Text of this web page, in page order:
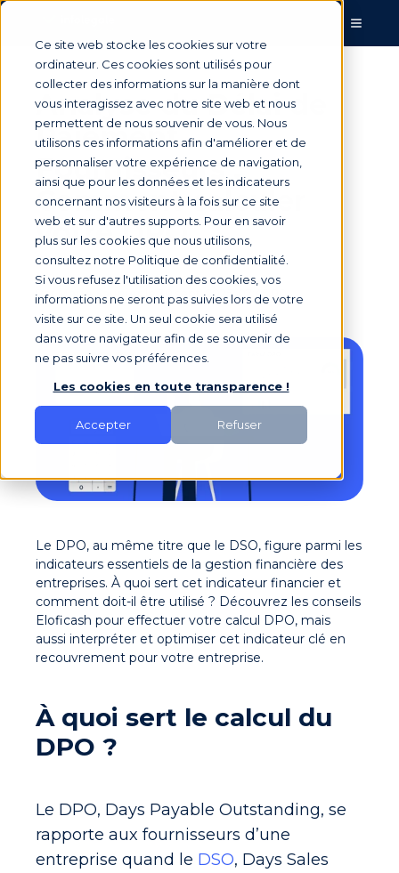
Ce site web stocke les cookies sur votre
ordinateur. Ces cookies sont utilisés pour
collecter des informations sur la manière dont
vous interagissez avec notre site web et nous
permettent de nous souvenir de vous. Nous
utilisons ces informations afin d'améliorer et de
personnaliser votre expérience de navigation,
ainsi que pour les données et les indicateurs
concernant nos visiteurs à la fois sur ce site
web et sur d'autres supports. Pour en savoir
plus sur les cookies que nous utilisons,
consultez notre Politique de confidentialité.
Si vous refusez l'utilisation des cookies, vos
informations ne seront pas suivies lors de votre
visite sur ce site. Un seul cookie sera utilisé
dans votre navigateur afin de se souvenir de
ne pas suivre vos préférences.
Les cookies en toute transparence !
Accepter Refuser
Analyse du Délai de
Paiement
Fournisseurs :
Comment calculer
votre DPO
Par Marie Saunier le 30 sept. 2025, 07:45:00
Le DPO, au même titre que le DSO, figure parmi les
indicateurs essentiels de la gestion financière des
entreprises. À quoi sert cet indicateur financier et
comment doit-il être utilisé ? Découvrez les conseils
Eloficash pour effectuer votre calcul DPO, mais
aussi interpréter et optimiser cet indicateur clé en
recouvrement pour votre entreprise.
À quoi sert le calcul du
DPO ?
Le DPO, Days Payable Outstanding, se
rapporte aux fournisseurs d’une
entreprise quand le DSO, Days Sales